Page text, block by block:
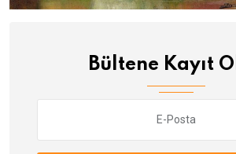
Bültene Kayıt